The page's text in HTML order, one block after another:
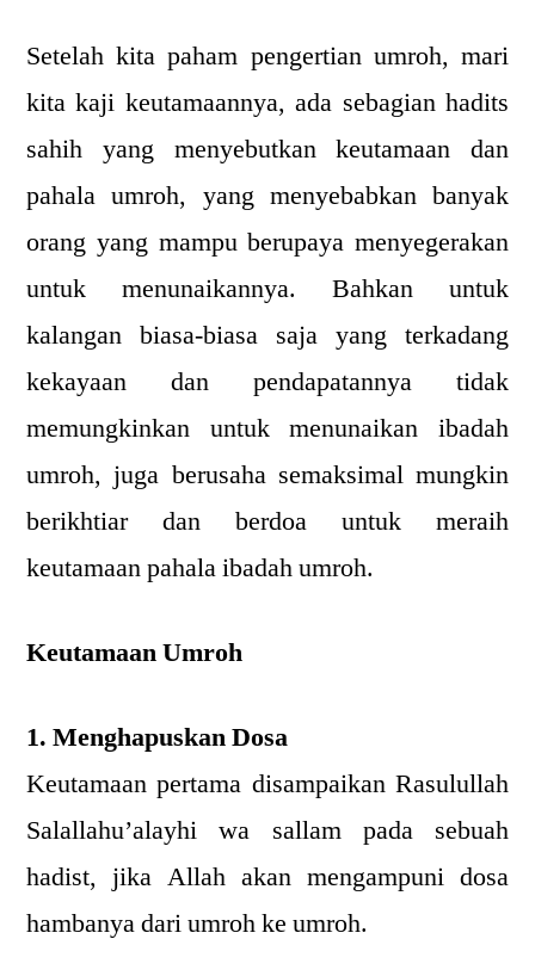
Setelah kita paham pengertian umroh, mari
kita kaji keutamaannya, ada sebagian hadits
sahih yang menyebutkan keutamaan dan
pahala umroh, yang menyebabkan banyak
orang yang mampu berupaya menyegerakan
untuk menunaikannya. Bahkan untuk
kalangan biasa-biasa saja yang terkadang
kekayaan dan pendapatannya tidak
memungkinkan untuk menunaikan ibadah
umroh, juga berusaha semaksimal mungkin
berikhtiar dan berdoa untuk meraih
keutamaan pahala ibadah umroh.
Keutamaan Umroh
1. Menghapuskan Dosa
Keutamaan pertama disampaikan Rasulullah
Salallahu’alayhi wa sallam pada sebuah
hadist, jika Allah akan mengampuni dosa
hambanya dari umroh ke umroh.